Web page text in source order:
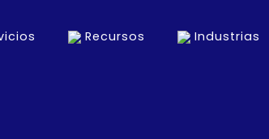
Recursos Industrias